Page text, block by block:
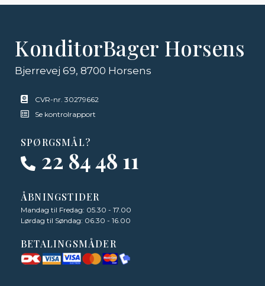
KonditorBager Horsens
Bjerrevej 69, 8700 Horsens
CVR-nr. 30279662
Se kontrolrapport
SPØRGSMÅL?
22 84 48 11
ÅBNINGSTIDER
Mandag til Fredag: 05.30 - 17.00
Lørdag til Søndag: 06.30 - 16.00
BETALINGSMÅDER